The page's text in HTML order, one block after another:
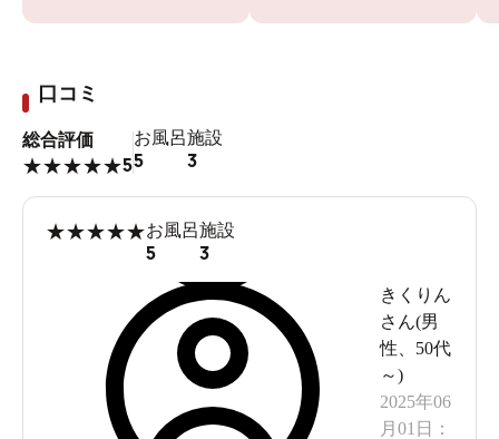
口コミ
総合評価
★★★★★5
お風呂
5
施設
3
★★★★★お風呂
5
施設
3
きくりん
さん(男
性
50代
～)
2025年06
月01日
：